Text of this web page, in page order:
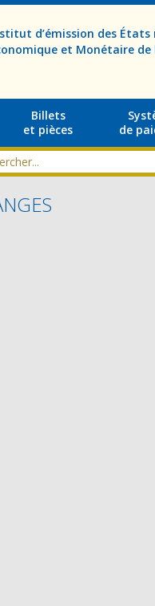
d’émission des
et Monétaire de
Billets
et pièces
de